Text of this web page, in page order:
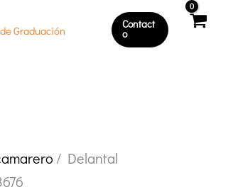
Graduación Contact
O
/ Delantal